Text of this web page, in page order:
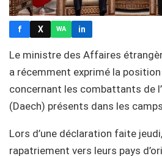
f X WA in
Le ministre des Affaires
a récemment exprimé la
concernant les combattants de
(Daech) présents dans les
Lors d’une déclaration faite
rapatriement vers leurs pays